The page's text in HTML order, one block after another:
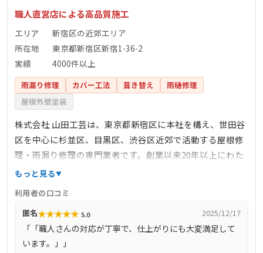
職人直営店による高品質施工
エリア
新宿区の近郊エリア
所在地
東京都新宿区新宿1-36-2
実績
4000件以上
雨漏り修理 カバー工法 葺き替え
雨樋修理
屋根外壁塗装
株式会社 山田工芸は、東京都新宿区に本社を構え、世田谷
区を中心に杉並区、目黒区、渋谷区近郊で活動する屋根修
理・雨漏り修理の専門業者です。創業以来20年以上にわた
り、「何をすればお客様にとって最善なのか？」を追求
に考えてきました。これまでに4000件以上の施工実績を持
ち、職人直営店として、打ち合わせから施工まで全て自社
の熟練職人が対応しています。これにより、高品質な施工
とスピーディーな意思疎通を実現し、お客様からの信頼を
もっと見る
利用者の口コミ
匿名★★★★★ 5.0 2025/12/17
「「職人さんの対応が丁寧で、仕上がりにも大変満足して
います。」」